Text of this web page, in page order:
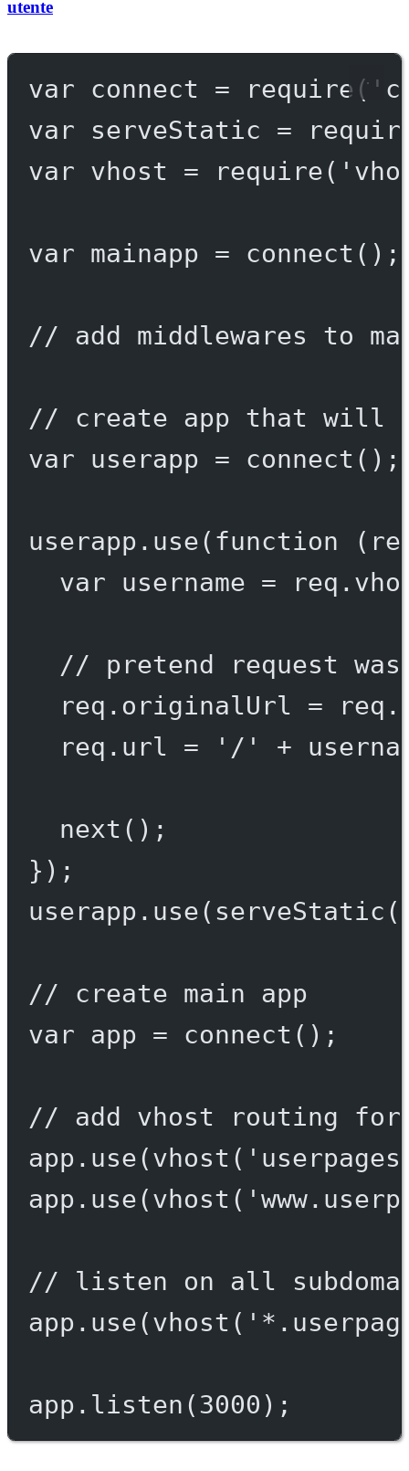
utente
var connect = require (
var serveStatic =
var vhost = require(
var mainapp = connect ();
// add middlewares to
// create app that will
var userapp = connect ();
userapp. use( function (
var username =
// pretend request
req.originalUrl =
req.url = '/' +
next ();
});
userapp. use( serveStatic (
// create main app
var app = connect ();
// add vhost routing for
app. use(vhost (
app. use(vhost (
// listen on all
app. use(vhost (
app. listen (3000 );